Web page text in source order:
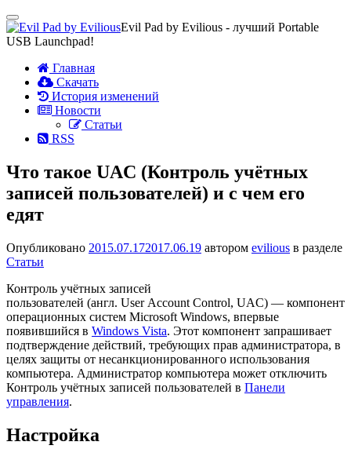
Показать/
Скрыть
навигацию
Evil Pad by Evilious - лучший Portable
USB Launchpad!
Перейти
содержимому
Главная
Скачать
История изменений
Новости
Статьи
RSS
Что такое UAC (Контроль учётных
записей пользователей) и с чем его
едят
Опубликовано 2015.07.172017.06.19 автором evilious в разделе
Статьи
Контроль учётных записей
пользователей (англ. User Account Control, UAC) — компонент
операционных систем Microsoft Windows, впервые
появившийся в Windows Vista. Этот компонент запрашивает
подтверждение действий, требующих прав администратора, в
целях защиты от несанкционированного использования
компьютера. Администратор компьютера может отключить
Контроль учётных записей пользователей в Панели
управления.
Настройка